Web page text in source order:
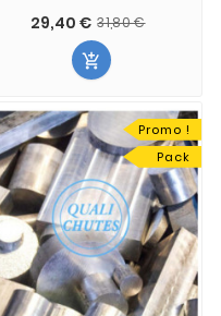
29,40 € 31,80 €

Promo !
Pack